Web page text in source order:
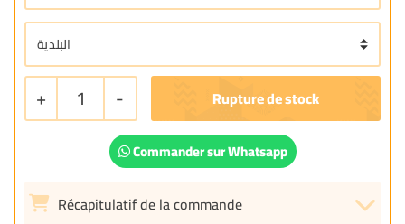
+ 1 -
Commander sur Whatsapp
Récapitulatif de la commande